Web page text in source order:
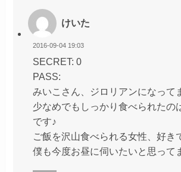
けいた
2016-09-04 19:03
SECRET: 0
PASS:
みいこさん、ジロリアンになって
少なめでもしっかり食べられたの
です♪
ご飯を沢山食べられる女性、好き
僕も今度お昼に伺いたいと思って